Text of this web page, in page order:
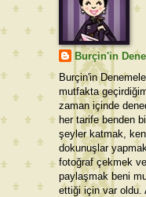
Burçin'in
Burçin'in
mutfakta
zaman içinde
her tarife benden
şeyler katmak,
dokunuşlar yapmak,
fotoğraf çekmek ve
paylaşmak beni
ettiği için var oldu.